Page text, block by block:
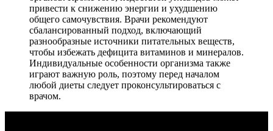
привести к снижению энергии и ухудшению
общего самочувствия. Врачи рекомендуют
сбалансированный подход, включающий
разнообразные источники питательных веществ,
чтобы избежать дефицита витаминов и минералов.
Индивидуальные особенности организма также
играют важную роль, поэтому перед началом
любой диеты следует проконсультироваться с
врачом.